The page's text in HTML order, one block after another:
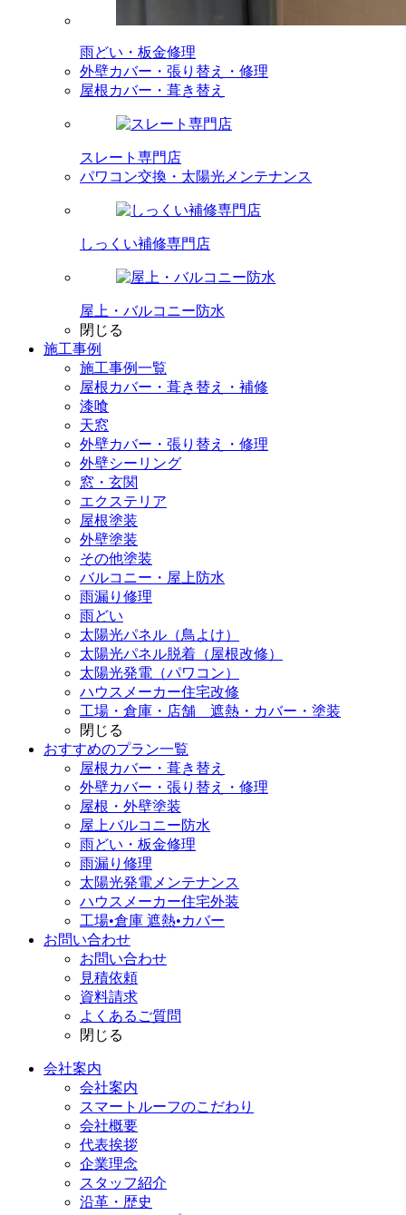
雨どい・板金修理
外壁カバー・張り替え・修理
屋根カバー・葺き替え
スレート専門店
パワコン交換・太陽光メンテナンス
しっくい補修専門店
屋上・バルコニー防水
閉じる
施工事例
施工事例一覧
屋根カバー・葺き替え・補修
漆喰
天窓
外壁カバー・張り替え・修理
外壁シーリング
窓・玄関
エクステリア
屋根塗装
外壁塗装
その他塗装
バルコニー・屋上防水
雨漏り修理
雨どい
太陽光パネル（鳥よけ）
太陽光パネル脱着（屋根改修）
太陽光発電（パワコン）
ハウスメーカー住宅改修
工場・倉庫・店舗 遮熱・カバー・塗装
閉じる
おすすめのプラン一覧
屋根カバー・葺き替え
外壁カバー・張り替え・修理
屋根・外壁塗装
屋上バルコニー防水
雨どい・板金修理
雨漏り修理
太陽光発電メンテナンス
ハウスメーカー住宅外装
工場•倉庫 遮熱•カバー
お問い合わせ
お問い合わせ
見積依頼
資料請求
よくあるご質問
閉じる
会社案内
会社案内
スマートルーフのこだわり
会社概要
代表挨拶
企業理念
スタッフ紹介
沿革・歴史